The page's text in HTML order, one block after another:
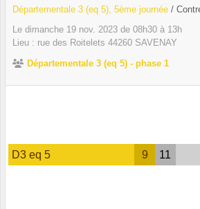
Départementale 3 (eq 5), 5ème journée /
Le dimanche 19 nov. 2023 de 08h30 à 13h
Lieu : rue des Roitelets 44260 SAVENAY
Départementale 3 (eq 5) - phase 1
D3 eq 5 9 11